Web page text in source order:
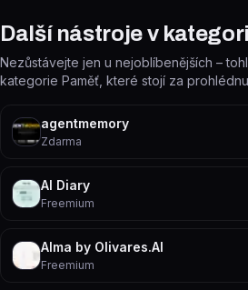
Další nástroje v
Nezůstávejte jen u nejoblíbenějších –
kategorie Paměť, které stojí za
agentmemory
Zdarma
AI Diary
Freemium
Alma by Olivares.AI
Freemium